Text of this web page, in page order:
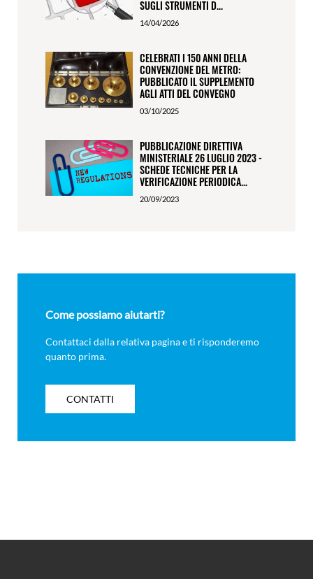
SUGLI STRUMENTI D...
14/04/2026
CELEBRATI I 150 ANNI DELLA
CONVENZIONE DEL METRO:
PUBBLICATO IL SUPPLEMENTO
AGLI ATTI DEL CONVEGNO
03/10/2025
PUBBLICAZIONE DIRETTIVA
MINISTERIALE 26 LUGLIO 2023 -
SCHEDE TECNICHE PER LA
VERIFICAZIONE PERIODICA...
20/09/2023
Come possiamo aiutarti?
Contattaci dalla relativa pagina e ti risponderemo
quanto prima.
CONTATTI